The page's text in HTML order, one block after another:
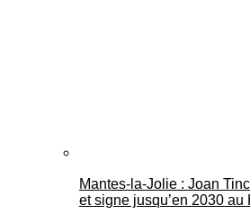
Mantes-la-Jolie : Joan
et signe jusqu’en 2030 au